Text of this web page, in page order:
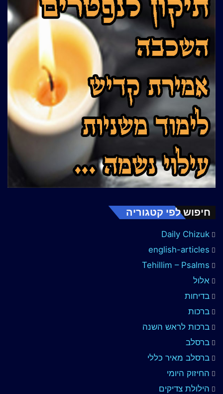
חיפוש לפי קטגוריה
Daily Chizuk
english-articles
Tehillim – Psalms
אלול
בדיחות
ברכות
ברכות לראש השנה
ברסלב
ברסלב מאיר כללי
החיזוק היומי
הילולת צדיקים